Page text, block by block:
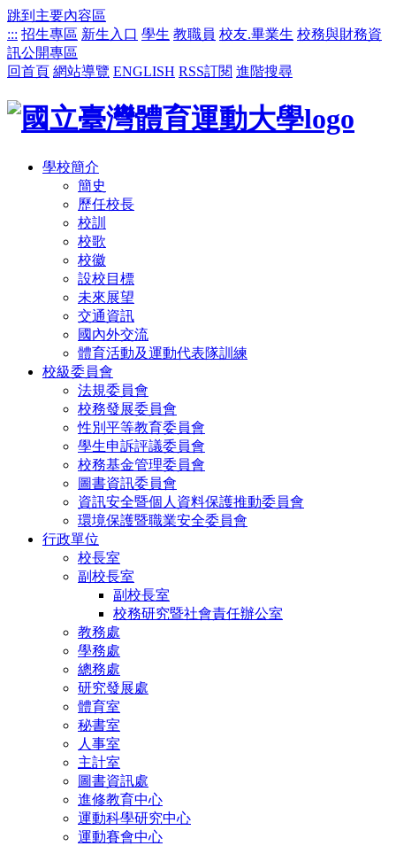
跳到主要內容區
::: 招生專區 新生入口 學生 教職員 校友.畢業生 校務與財務資
訊公開專區
回首頁 網站導覽 ENGLISH RSS訂閱 進階搜尋
學校簡介
簡史
歷任校長
校訓
校歌
校徽
設校目標
未來展望
交通資訊
國內外交流
體育活動及運動代表隊訓練
校級委員會
法規委員會
校務發展委員會
性別平等教育委員會
學生申訴評議委員會
校務基金管理委員會
圖書資訊委員會
資訊安全暨個人資料保護推動委員會
環境保護暨職業安全委員會
行政單位
校長室
副校長室
副校長室
校務研究暨社會責任辦公室
教務處
學務處
總務處
研究發展處
體育室
秘書室
人事室
主計室
圖書資訊處
進修教育中心
運動科學研究中心
運動賽會中心